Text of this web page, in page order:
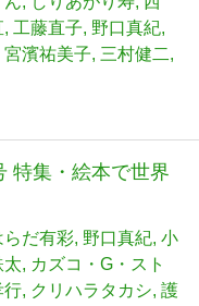
工藤直子 野口真紀
宮濱祐美子 三村健二
特集・絵本で世界
らだ有彩 野口真紀 小
太
カズコ・G・スト
行 クリハラタカシ 護